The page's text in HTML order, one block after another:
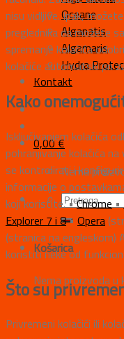
Oceane
Alganatis
Algamaris
Hydra
Kontakt
0,00€
Nema
Košarica
Nema proizvoda u
nisu vidljive. Ipak,
preglednika da možete
spremanje kolačića
kolačiće automatski pri
Kako
Isključivanjem kolačića
pohranjivanje kolačića
se kontrolirati i
informacije o
koji koristite. •Chrome•
Explorer 7 i 8• Opera
(stranica na engleskom)
koristiti neke od
Što su
Privremeni kolačići ili